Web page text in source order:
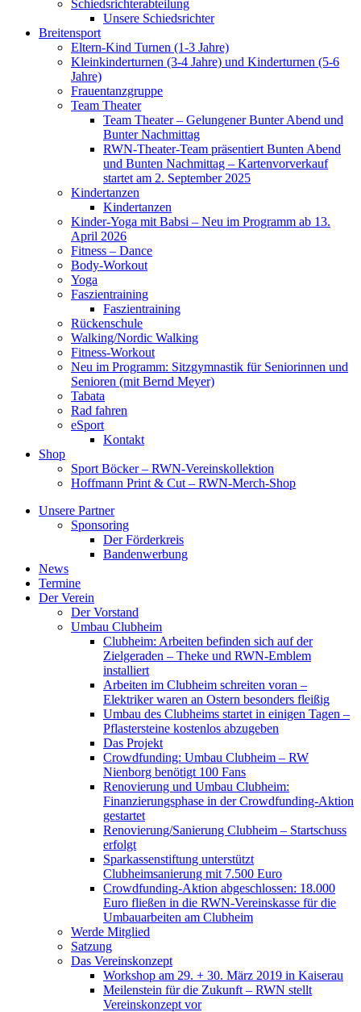
Schiedsrichterabteilung
Unsere Schiedsrichter
Breitensport
Eltern-Kind Turnen (1-3 Jahre)
Kleinkinderturnen (3-4 Jahre) und Kinderturnen (5-6
Jahre)
Frauentanzgruppe
Team Theater
Team Theater – Gelungener Bunter Abend und
Bunter Nachmittag
RWN-Theater-Team präsentiert Bunten Abend
und Bunten Nachmittag – Kartenvorverkauf
startet am 2. September 2025
Kindertanzen
Kindertanzen
Kinder-Yoga mit Babsi – Neu im Programm ab 13.
April 2026
Fitness – Dance
Body-Workout
Yoga
Faszientraining
Faszientraining
Rückenschule
Walking/Nordic Walking
Fitness-Workout
Neu im Programm: Sitzgymnastik für Seniorinnen und
Senioren (mit Bernd Meyer)
Tabata
Rad fahren
eSport
Kontakt
Shop
Sport Böcker – RWN-Vereinskollektion
Hoffmann Print & Cut – RWN-Merch-Shop
Unsere Partner
Sponsoring
Der Förderkreis
Bandenwerbung
News
Termine
Der Verein
Der Vorstand
Umbau Clubheim
Clubheim: Arbeiten befinden sich auf der
Zielgeraden – Theke und RWN-Emblem
installiert
Arbeiten im Clubheim schreiten voran –
Elektriker waren an Ostern besonders fleißig
Umbau des Clubheims startet in einigen Tagen –
Pflastersteine kostenlos abzugeben
Das Projekt
Crowdfunding: Umbau Clubheim – RW
Nienborg benötigt 100 Fans
Renovierung und Umbau Clubheim:
Finanzierungsphase in der Crowdfunding-Aktion
gestartet
Renovierung/Sanierung Clubheim – Startschuss
erfolgt
Sparkassenstiftung unterstützt
Clubheimsanierung mit 7.500 Euro
Crowdfunding-Aktion abgeschlossen: 18.000
Euro fließen in die RWN-Vereinskasse für die
Umbauarbeiten am Clubheim
Werde Mitglied
Satzung
Das Vereinskonzept
Workshop am 29. + 30. März 2019 in Kaiserau
Meilenstein für die Zukunft – RWN stellt
Vereinskonzept vor